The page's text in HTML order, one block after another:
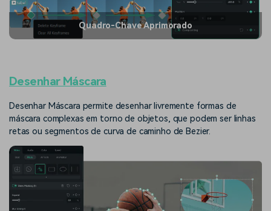
Quadro-Chave Aprimorado
Desenhar Máscara
Desenhar Máscara permite desenhar livremente formas de
máscara complexas em torno de objetos, que podem ser linhas
retas ou segmentos de curva de caminho de Bezier.